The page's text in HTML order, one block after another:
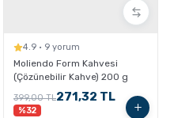
4.9 · 9 yorum
Moliendo Form Kahvesi
(Çözünebilir Kahve) 200 g
399,00 TL271,32 TL
%32